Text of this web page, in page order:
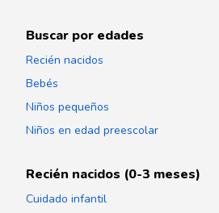
Buscar por edades
Recién nacidos
Bebés
Niños pequeños
Niños en edad preescolar
Recién nacidos (0-3 meses)
Cuidado infantil